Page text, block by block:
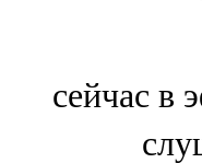
Болгар
сейчас в